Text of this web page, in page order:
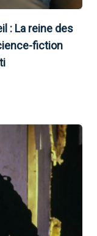
: La reine des
fiction